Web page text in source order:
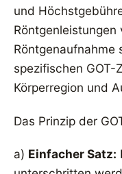
und
Röntgenaufnahme
spezifischen
Körperregion und
Das Prinzip der
a) Einfacher Satz: